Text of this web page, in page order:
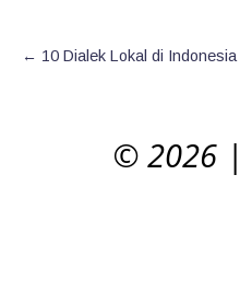
← 10 Dialek Lokal di
© 2026 |